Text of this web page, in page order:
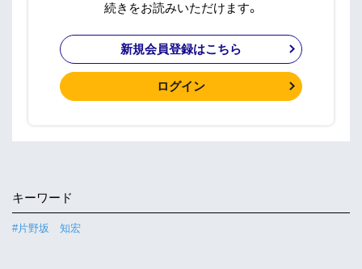
続きをお読みいただけます。
新規会員登録はこちら
ログイン
キーワード
#片野坂 知宏